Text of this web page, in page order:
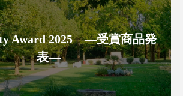
エイジングケア
オーガニック オゾン
カウンセリング
Award 2025 ―受賞商品発
表―